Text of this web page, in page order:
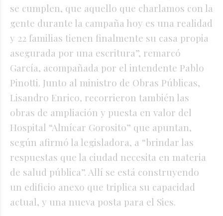
se cumplen, que aquello que charlamos con la
gente durante la campaña hoy es una realidad
y 22 familias tienen finalmente su casa propia
asegurada por una escritura”, remarcó
García, acompañada por el intendente Pablo
Pinotti. Junto al ministro de Obras Públicas,
Lisandro Enrico, recorrieron también las
obras de ampliación y puesta en valor del
Hospital “Almícar Gorosito” que apuntan,
según afirmó la legisladora, a “brindar las
respuestas que la ciudad necesita en materia
de salud pública”. Allí se está construyendo
un edificio anexo que triplica su capacidad
actual, y una nueva posta para el Sies.